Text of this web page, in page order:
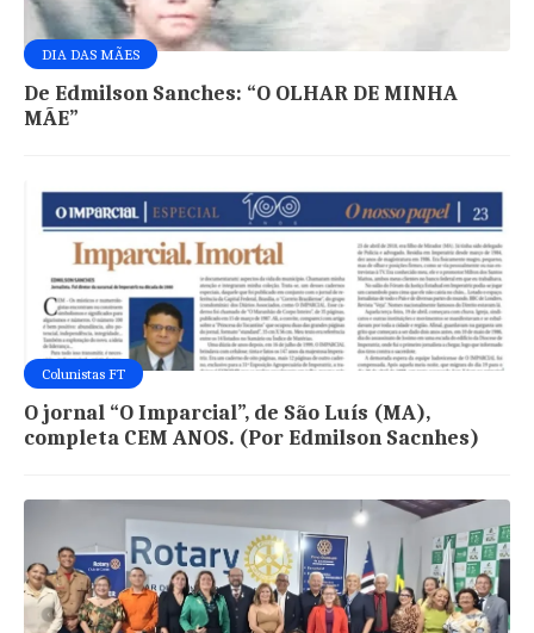
DIA DAS MÃES
De Edmilson Sanches: “O OLHAR DE MINHA
MÃE”
Colunistas FT
O jornal “O Imparcial”, de São Luís (MA),
completa CEM ANOS. (Por Edmilson Sacnhes)